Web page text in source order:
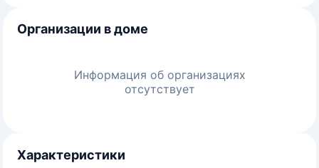
Организации в доме
Информация об организациях
отсутствует
Характеристики